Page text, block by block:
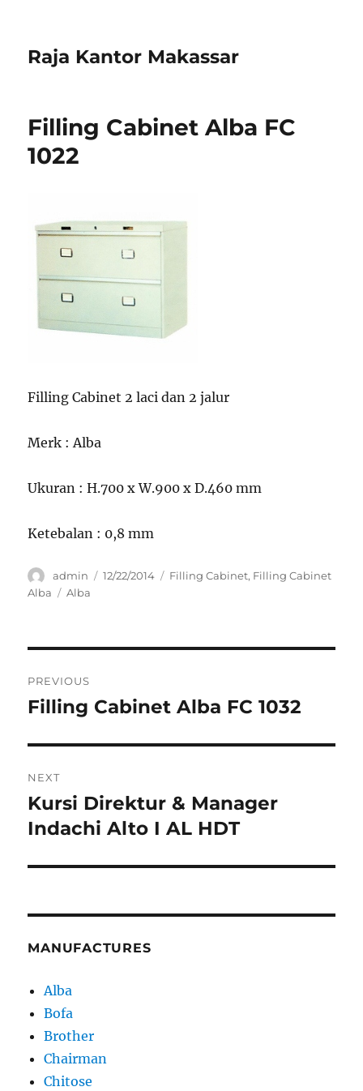
Raja Kantor Makassar
Filling Cabinet Alba FC
1022
Filling Cabinet 2 laci dan 2 jalur
Merk : Alba
Ukuran : H.700 x W.900 x D.460 mm
Ketebalan : 0,8 mm
Author
admin
Posted
12/22/2014 Categories
Filling Cabinet, Filling Cabinet
Alba
Tags
Alba
navigation
PREVIOUS
Previous
Filling Cabinet Alba FC 1032
NEXT
Next
post:
Kursi Direktur & Manager
Indachi Alto I AL HDT
MANUFACTURES
Alba
Bofa
Brother
Chairman
Chitose